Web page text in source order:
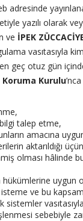
adresinde
yazılı olarak
ve İPEK
vasıtasıyla
geç otuz gün
Kurulu
talep etme,
amacına
aktarıldığı
olması hâlinde
hükümlerine
ve bu
sebebiyle